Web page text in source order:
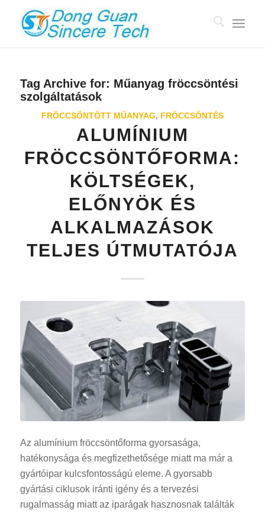
Tag Archive for: Műanyag fröccsöntési
szolgáltatások
FRÖCCSÖNTÖTT MŰANYAG, FRÖCCSÖNTÉS
ALUMÍNIUM
FRÖCCSÖNTŐFORMA:
KÖLTSÉGEK,
ELŐNYÖK ÉS
ALKALMAZÁSOK
TELJES ÚTMUTATÓJA
Az alumínium fröccsöntőforma gyorsasága,
hatékonysága és megfizethetősége miatt ma már a
gyártóipar kulcsfontosságú eleme. A gyorsabb
gyártási ciklusok iránti igény és a tervezési
rugalmasság miatt az iparágak hasznosnak találták